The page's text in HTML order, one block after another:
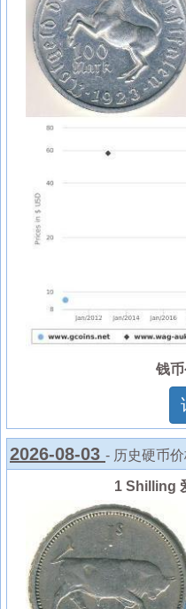
钱
2026-08-03 - 历史硬币
1 Shilling